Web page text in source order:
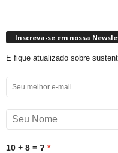
Inscreva-se em nossa
E fique atualizado sobre
10 + 8 = ?